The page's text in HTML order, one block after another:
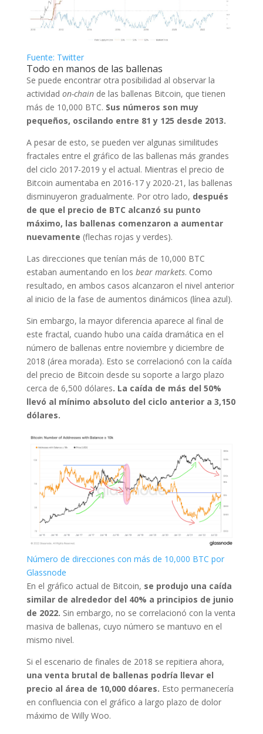
Fuente: Twitter
Todo en manos de las ballenas
Se puede encontrar otra posibilidad al observar la
actividad on-chainde las ballenas Bitcoin, que tienen
más de 10,000 BTC. Sus números son muy
pequeños, oscilando entre 81 y 125 desde 2013.
A pesar de esto, se pueden ver algunas similitudes
fractales entre el gráfico de las ballenas más grandes
del ciclo 2017-2019 y el actual. Mientras el precio de
Bitcoin aumentaba en 2016-17 y 2020-21, las ballenas
disminuyeron gradualmente. Por otro lado, después
de que el precio de BTC alcanzó su punto
máximo, las ballenas comenzaron a aumentar
nuevamente (flechas rojas y verdes).
Las direcciones que tenían más de 10,000 BTC
estaban aumentando en los bear markets. Como
resultado, en ambos casos alcanzaron el nivel anterior
al inicio de la fase de aumentos dinámicos (línea azul).
Sin embargo, la mayor diferencia aparece al final de
este fractal, cuando hubo una caída dramática en el
número de ballenas entre noviembre y diciembre de
2018 (área morada). Esto se correlacionó con la caída
del precio de Bitcoin desde su soporte a largo plazo
cerca de 6,500 dólares. La caída de más del 50%
llevó al mínimo absoluto del ciclo anterior a 3,150
dólares.
Número de direcciones con más de 10,000 BTC por
Glassnode
En el gráfico actual de Bitcoin, se produjo una caída
similar de alrededor del 40% a principios de junio
de 2022. Sin embargo, no se correlacionó con la venta
masiva de ballenas, cuyo número se mantuvo en el
mismo nivel.
Si el escenario de finales de 2018 se repitiera ahora,
una venta brutal de ballenas podría llevar el
precio al área de 10,000 dóares. Esto permanecería
en confluencia con el gráfico a largo plazo de dolor
máximo de Willy Woo.